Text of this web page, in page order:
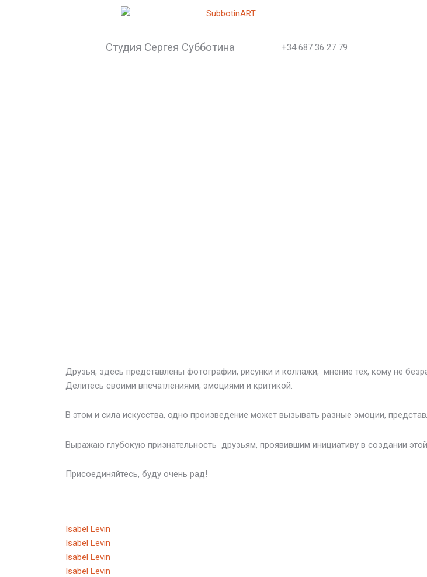
Студия Сергея Субботина +34 687 36 27 79
­Друзья, здесь представлены фотографии, рисунки и коллажи, мнение тех, кому не
Делитесь своими впечатлениями, эмоциями и критикой.
В этом и сила искусства, одно произведение может вызывать разные эмоции,
Выражаю глубокую признательность друзьям, проявившим инициативу в создании этой
Присоединяйтесь, буду очень рад!
Isabel Levin
Isabel Levin
Isabel Levin
Isabel Levin